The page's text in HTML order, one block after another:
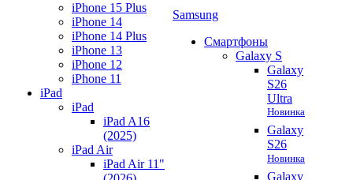
iPhone 15 Plus
iPhone 14
iPhone 14 Plus
iPhone 13
iPhone 12
iPhone 11
iPad
iPad
iPad A16
(2025)
iPad Air
iPad Air 11"
Samsung
Смартфоны
Galaxy S
Galaxy
S26
Ultra
Новинка
Galaxy
S26
Новинка
Galaxy